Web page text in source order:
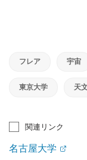
フレア 宇宙
東京大学 天
関連リンク
名古屋大学